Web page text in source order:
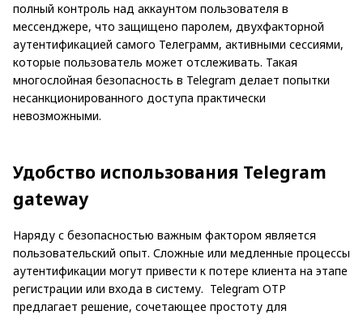
полный контроль над аккаунтом пользователя в
мессенджере, что защищено паролем, двухфакторной
аутентификацией самого Телеграмм, активными сессиями,
которые пользователь может отслеживать. Такая
многослойная безопасность в Telegram делает попытки
несанкционированного доступа практически
невозможными.
Удобство использования Telegram
gateway
Наряду с безопасностью важным фактором является
пользовательский опыт. Сложные или медленные процессы
аутентификации могут привести к потере клиента на этапе
регистрации или входа в систему. Telegram OTP
предлагает решение, сочетающее простоту для